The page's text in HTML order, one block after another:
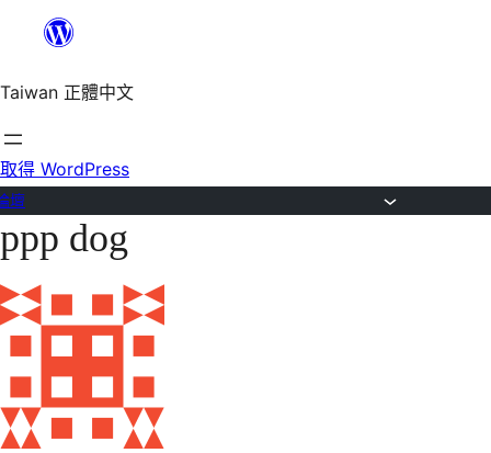
主
要
內
容
Taiwan 正體中文
取得 WordPress
壇
跳
至
主
要
內
容
ppp dog